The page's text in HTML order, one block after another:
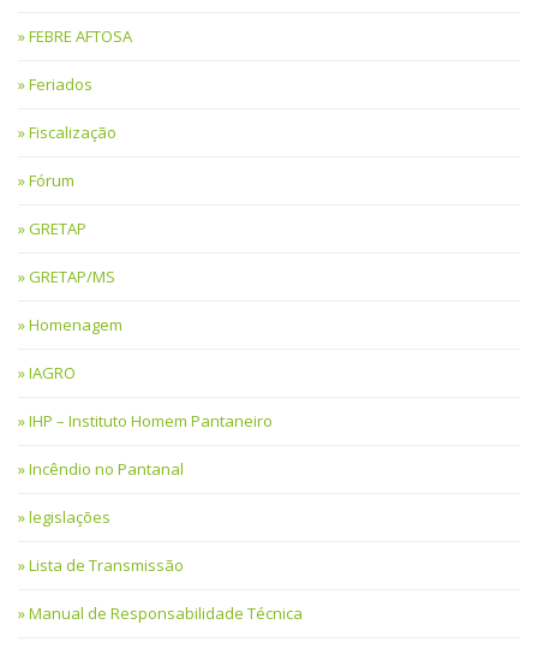
FEBRE AFTOSA
Feriados
Fiscalização
Fórum
GRETAP
GRETAP/MS
Homenagem
IAGRO
IHP – Instituto Homem Pantaneiro
Incêndio no Pantanal
legislações
Lista de Transmissão
Manual de Responsabilidade Técnica